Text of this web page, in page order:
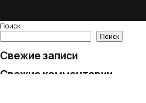
Поиск
Поиск
Свежие записи
Свежие комментарии